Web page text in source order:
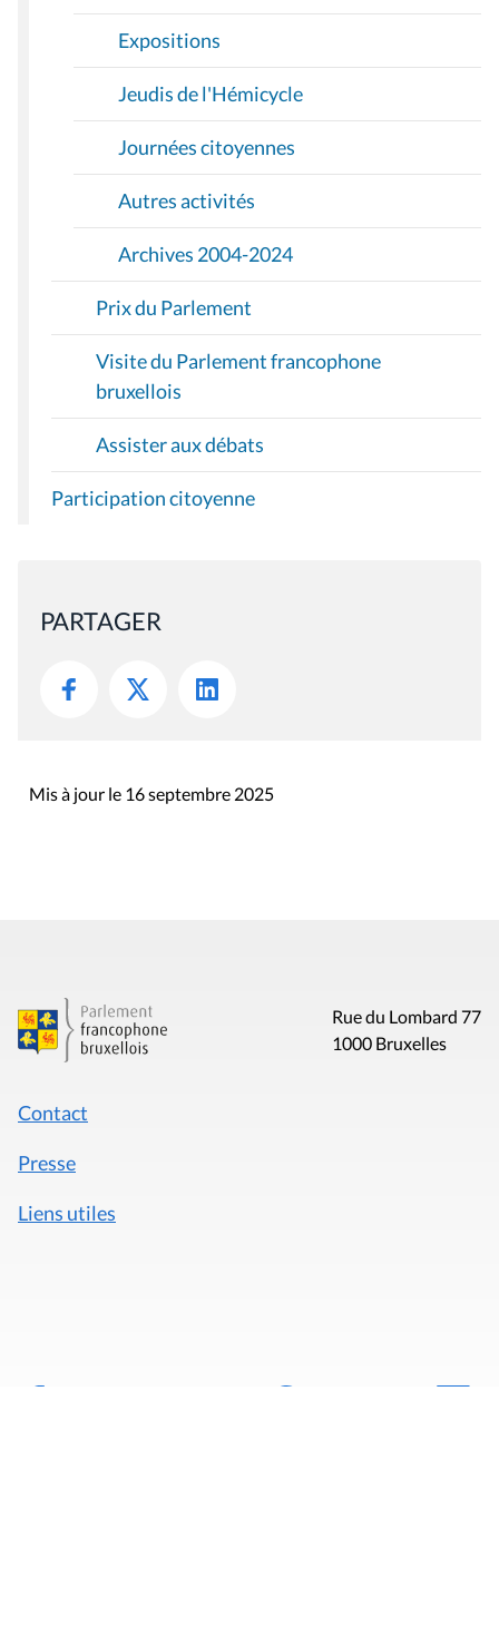
Expositions
Jeudis de l'Hémicycle
Journées citoyennes
Autres activités
Archives 2004-2024
Prix du Parlement
Visite du Parlement francophone
bruxellois
Assister aux débats
Participation citoyenne
PARTAGER
Mis à jour le 16 septembre 2025
Rue du Lombard 77
1000 Bruxelles
Contact
Presse
Liens utiles